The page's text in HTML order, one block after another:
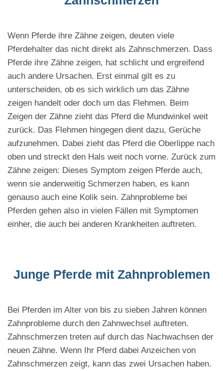
Wenn Pferde ihre Zähne zeigen, deuten viele
Pferdehalter das nicht direkt als Zahnschmerzen. Dass
Pferde ihre Zähne zeigen, hat schlicht und ergreifend
auch andere Ursachen. Erst einmal gilt es zu
unterscheiden, ob es sich wirklich um das Zähne
zeigen handelt oder doch um das Flehmen. Beim
Zeigen der Zähne zieht das Pferd die Mundwinkel weit
zurück. Das Flehmen hingegen dient dazu, Gerüche
aufzunehmen. Dabei zieht das Pferd die Oberlippe nach
oben und streckt den Hals weit noch vorne. Zurück zum
Zähne zeigen: Dieses Symptom zeigen Pferde auch,
wenn sie anderweitig Schmerzen haben, es kann
genauso auch eine Kolik sein. Zahnprobleme bei
Pferden gehen also in vielen Fällen mit Symptomen
einher, die auch bei anderen Krankheiten auftreten.
Junge Pferde mit Zahnproblemen
Bei Pferden im Alter von bis zu sieben Jahren können
Zahnprobleme durch den Zahnwechsel auftreten.
Zahnschmerzen treten auf durch das Nachwachsen der
neuen Zähne. Wenn Ihr Pferd dabei Anzeichen von
Zahnschmerzen zeigt, kann das zwei Ursachen haben.